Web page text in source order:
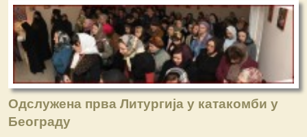
Одслужена прва Литургија у катакомби у
Београду